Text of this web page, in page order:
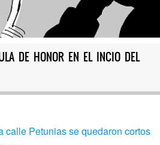
DE HONOR EN EL INCIO DEL
calle Petunias se quedaron cortos